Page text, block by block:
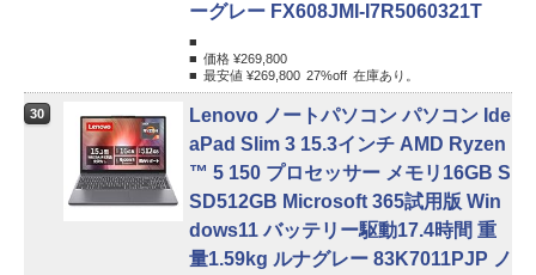
ーグレー FX608JMI-I7R5060321T
価格 ¥269,800
最安値 ¥269,800 27%off 在庫あり。
30
Lenovo ノートパソコン パソコン Ide
aPad Slim 3 15.3インチ AMD Ryzen
™ 5 150 プロセッサー メモリ16GB S
SD512GB Microsoft 365試用版 Win
dows11 バッテリー駆動17.4時間 重
量1.59kg ルナグレー 83K7011PJP ノ